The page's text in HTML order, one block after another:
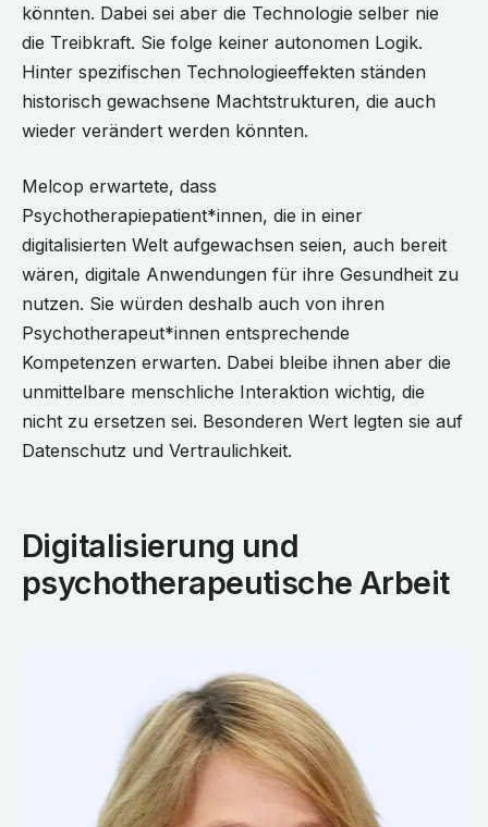
könnten. Dabei sei aber die Technologie selber nie
die Treibkraft. Sie folge keiner autonomen Logik.
Hinter spezifischen Technologieeffekten ständen
historisch gewachsene Machtstrukturen, die auch
wieder verändert werden könnten.
Melcop erwartete, dass
Psychotherapiepatient*innen, die in einer
digitalisierten Welt aufgewachsen seien, auch bereit
wären, digitale Anwendungen für ihre Gesundheit zu
nutzen. Sie würden deshalb auch von ihren
Psychotherapeut*innen entsprechende
Kompetenzen erwarten. Dabei bleibe ihnen aber die
unmittelbare menschliche Interaktion wichtig, die
nicht zu ersetzen sei. Besonderen Wert legten sie auf
Datenschutz und Vertraulichkeit.
Digitalisierung und
psychotherapeutische Arbeit